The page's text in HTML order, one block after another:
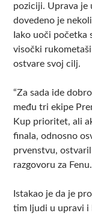
poziciji. Uprava je
dovedeno je
Iako uoči početka
visočki
ostvare svoj cilj.
“Za sada ide
među tri ekipe
Kup prioritet, ali
finala, odnosno
prvenstvu,
razgovoru za Fenu.
Istakao je da je
tim ljudi u upravi i